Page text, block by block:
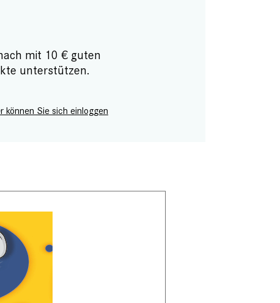
mit 10 € guten
unterstützen.
können Sie sich einloggen